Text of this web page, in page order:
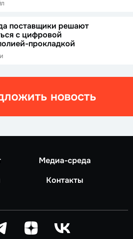
поставщики решают
с цифровой
прокладкой
новость
Медиа-среда
Контакты